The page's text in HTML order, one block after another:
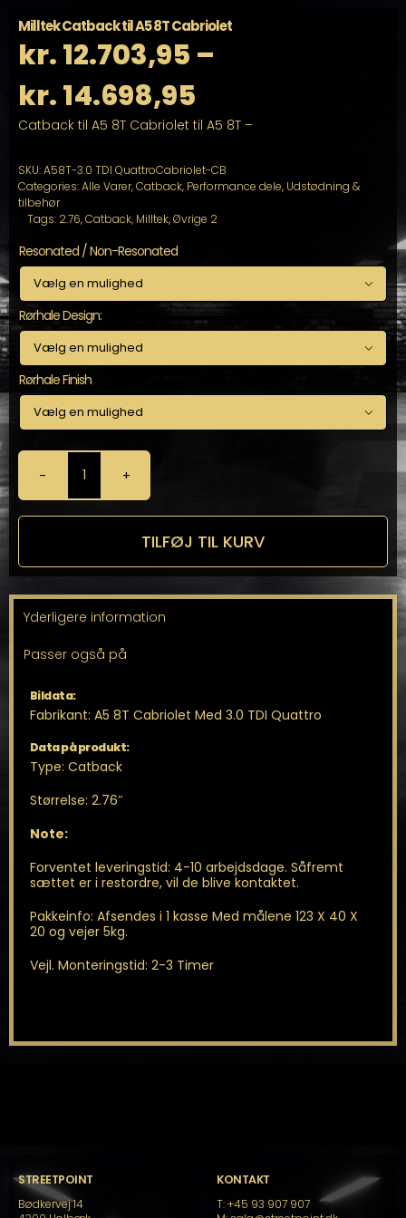
Milltek Catback til A5 8T Cabriolet
kr.12.703,95 –
kr.14.698,95
kr. 12.703,95
til
kr. 14.698,95
Catback til A5 8T Cabriolet til A5 8T –
SKU:A58T-3.0 TDI QuattroCabriolet-CB
Categories:Alle Varer,Catback, Performance dele, Udstødning &
tilbehør
Tags: 2.76,Catback, Milltek,Øvrige 2
Resonated / Non-Resonated

Rørhale Design:

Rørhale Finish

Milltek
Catback
til
Cabriolet
TILFØJ TIL KURV
Yderligere information
Passer også på
Bildata:
Fabrikant: A5 8T Cabriolet Med 3.0 TDI Quattro
Data på produkt:
Type: Catback
Størrelse: 2.76″
Note:
Forventet leveringstid: 4-10 arbejdsdage. Såfremt
sættet er i restordre, vil de blive kontaktet.
Pakkeinfo: Afsendes i 1 kasse Med målene 123 X 40 X
20 og vejer 5kg.
Vejl. Monteringstid: 2-3 Timer
STREETPOINT
Bødkervej 14
KONTAKT
T: +45 93 907 907